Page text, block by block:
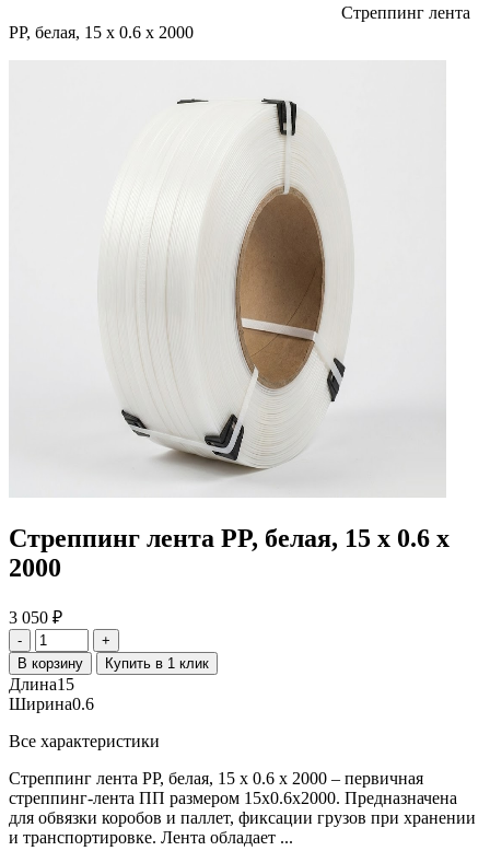
Стреппинг лента
PP, белая, 15 х 0.6 х 2000
Стреппинг лента PP, белая, 15 х 0.6 х
2000
3 050 ₽
-
+
В корзину
Купить в 1 клик
Длина15
Ширина0.6
Все характеристики
Стреппинг лента PP, белая, 15 х 0.6 х 2000 – первичная
стреппинг-лента ПП размером 15x0.6x2000. Предназначена
для обвязки коробов и паллет, фиксации грузов при хранении
и транспортировке. Лента обладает ...